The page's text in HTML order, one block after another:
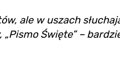
ale w uszach
Święte” –